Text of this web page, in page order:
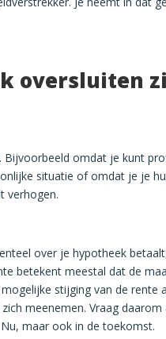
oversluiten
Bijvoorbeeld omdat je kunt
situatie of omdat je je
verhogen.
over je hypotheek
betekent meestal dat de
stijging van de rente
meenemen. Vraag daarom
maar ook in de toekomst.